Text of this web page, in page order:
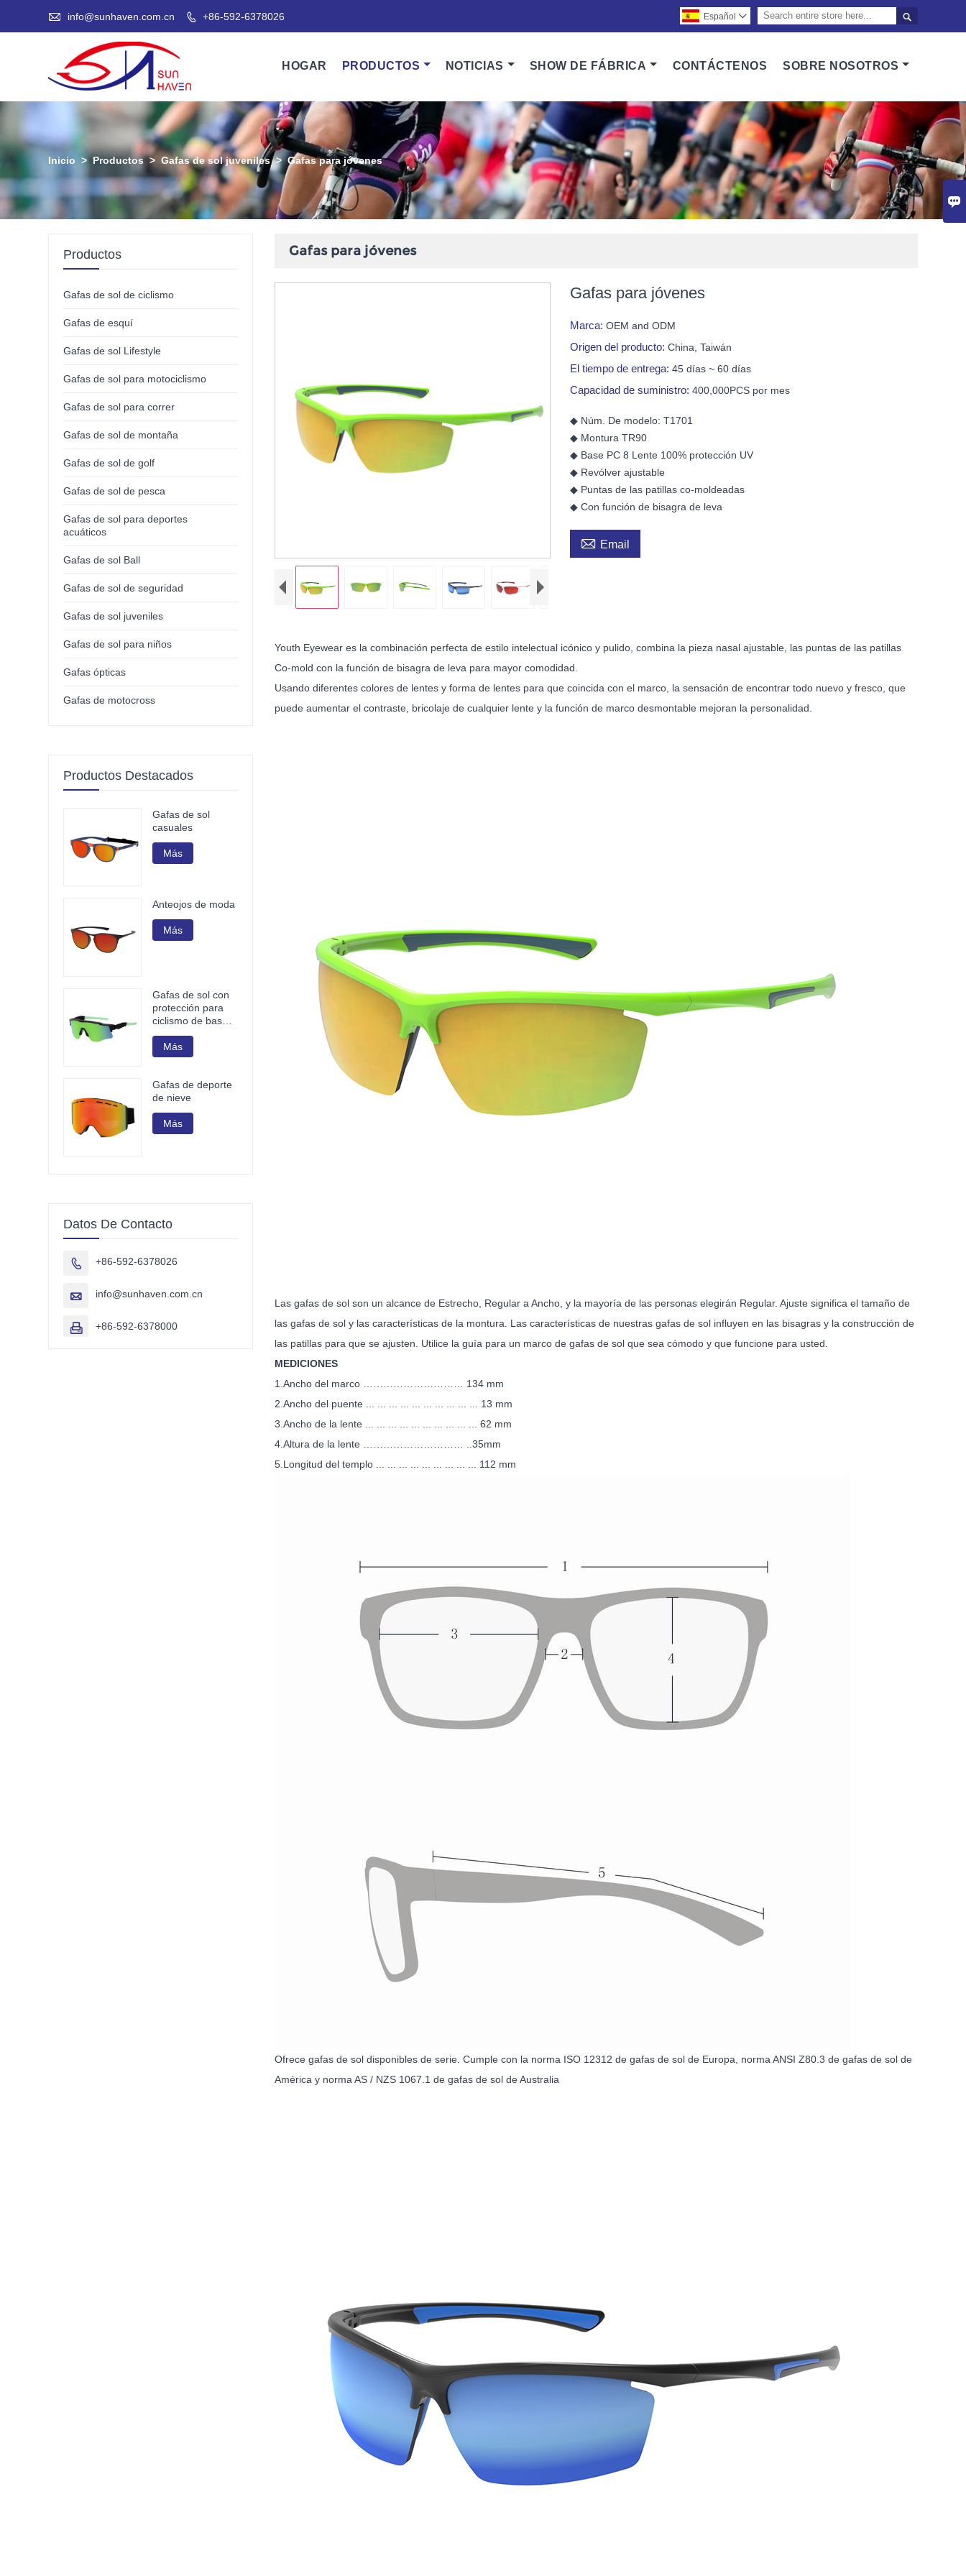

 info@sunhaven.com.cn  +86-592-6378026 
Español 
HOGAR PRODUCTOS NOTICIAS SHOW DE FÁBRICA CONTÁCTENOS SOBRE NOSOTROS
Inicio > Productos > Gafas de sol juveniles > Gafas para jóvenes
Gafas para jóvenes
Gafas para jóvenes
Marca:OEM and ODM
Origen del producto:China, Taiwán
El tiempo de entrega:45 días ~ 60 días
Capacidad de suministro:400,000PCS por mes
◆ Núm. De modelo: T1701
◆ Montura TR90
◆ Base PC 8 Lente 100% protección UV
◆ Revólver ajustable
◆ Puntas de las patillas co-moldeadas
◆ Con función de bisagra de leva
 Email
Youth Eyewear es la combinación perfecta de estilo intelectual icónico y pulido, combina la pieza nasal ajustable, las puntas de las patillas
Co-mold con la función de bisagra de leva para mayor comodidad.
Usando diferentes colores de lentes y forma de lentes para que coincida con el marco, la sensación de encontrar todo nuevo y fresco, que
puede aumentar el contraste, bricolaje de cualquier lente y la función de marco desmontable mejoran la personalidad.
Las gafas de sol son un alcance de Estrecho, Regular a Ancho, y la mayoría de las personas elegirán Regular. Ajuste significa el tamaño de
las gafas de sol y las características de la montura. Las características de nuestras gafas de sol influyen en las bisagras y la construcción de
las patillas para que se ajusten. Utilice la guía para un marco de gafas de sol que sea cómodo y que funcione para usted.
MEDICIONES
1.Ancho del marco ………………………… 134 mm
2.Ancho del puente ... ... ... ... ... ... ... ... ... ... 13 mm
3.Ancho de la lente ... ... ... ... ... ... ... ... ... ... 62 mm
4.Altura de la lente ………………………… ..35mm
5.Longitud del templo ... ... ... ... ... ... ... ... ... 112 mm
Ofrece gafas de sol disponibles de serie. Cumple con la norma ISO 12312 de gafas de sol de Europa, norma ANSI Z80.3 de gafas de sol de
América y norma AS / NZS 1067.1 de gafas de sol de Australia
Productos
Gafas de sol de ciclismo
Gafas de esquí
Gafas de sol Lifestyle
Gafas de sol para motociclismo
Gafas de sol para correr
Gafas de sol de montaña
Gafas de sol de golf
Gafas de sol de pesca
Gafas de sol para deportes
acuáticos
Gafas de sol Ball
Gafas de sol de seguridad
Gafas de sol juveniles
Gafas de sol para niños
Gafas ópticas
Gafas de motocross
Productos Destacados
Gafas de sol
casuales
Más
Anteojos de moda
Más
Gafas de sol con
protección para
ciclismo de base
biológica G850
Más
Gafas de deporte
de nieve
Más
Datos De Contacto
 +86-592-6378026
 info@sunhaven.com.cn
 +86-592-6378000